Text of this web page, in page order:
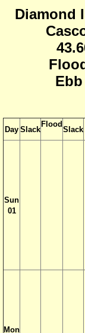
Diamond
Day Slack
Flood
Slack
Sun
01
Mon